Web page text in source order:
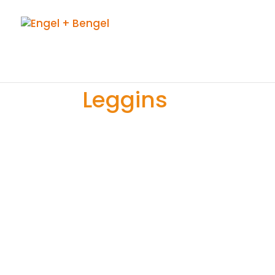
Leggins